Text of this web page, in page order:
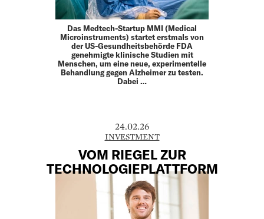
Das Medtech-Startup MMI (Medical
Microinstruments) startet erstmals von
der US-Gesundheitsbehörde FDA
genehmigte klinische Studien mit
Menschen, um eine neue, experimentelle
Behandlung gegen Alzheimer zu testen.
Dabei …
24.02.26
INVESTMENT
VOM RIEGEL ZUR
TECHNOLOGIEPLATTFORM